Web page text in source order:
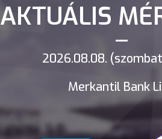
AKTUÁLIS
2026.08.08.
Merkantil Bank